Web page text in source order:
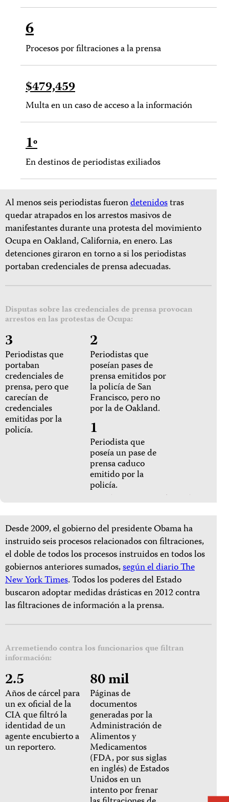
6
Procesos por filtraciones a la prensa
$479,459
Multa en un caso de acceso a la información
1º
En destinos de periodistas exiliados
Al menos seis periodistas fuerondetenidostras
quedar atrapados en los arrestos masivos de
manifestantes durante una protesta del movimiento
Ocupa en Oakland, California, en enero. Las
detenciones giraron en torno a si los periodistas
portaban credenciales de prensa adecuadas.
Disputas sobre las credenciales de prensa provocan
arrestos en las protestas de Ocupa:
3
Periodistas que
portaban
credenciales de
prensa, pero que
carecían de
credenciales
emitidas por la
policía.
2
Periodistas que
poseían pases de
prensa emitidos por
la policía de San
Francisco, pero no
por la de Oakland.
1
Periodista que
poseía un pase de
prensa caduco
emitido por la
policía.
Desde 2009, el gobierno del presidente Obama ha
instruido seis procesos relacionados con filtraciones,
el doble de todos los procesos instruidos en todos los
gobiernos anteriores sumados,segúnel diarioThe
New York Times. Todos los poderes del Estado
buscaron adoptar medidas drásticas en 2012 contra
las filtraciones de información a la prensa.
Arremetiendo contra los funcionarios que filtran
información:
2.5
Años de cárcel para
un ex oficial de la
CIA que filtró la
identidad de un
agente encubierto a
un reportero.
80 mil
Páginas de
documentos
generadas por la
Administración de
Alimentos y
Medicamentos
(FDA, por sus siglas
en inglés) de Estados
Unidos en un
intento por frenar